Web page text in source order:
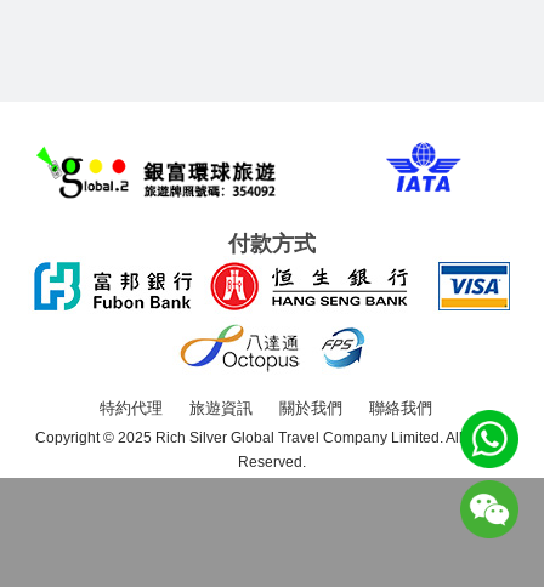
付款方式
特約代理 旅遊資訊 關於我們 聯絡我們
Copyright © 2025 Rich Silver Global Travel Company Limited. All Rights
Reserved.